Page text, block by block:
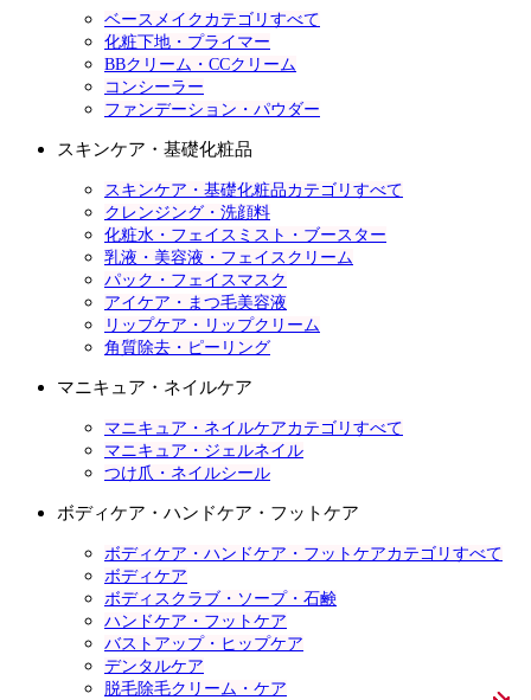
ベースメイクカテゴリすべて
化粧下地・プライマー
BBクリーム・CCクリーム
コンシーラー
ファンデーション・パウダー
スキンケア・基礎化粧品
スキンケア・基礎化粧品カテゴリすべて
クレンジング・洗顔料
化粧水・フェイスミスト・ブースター
乳液・美容液・フェイスクリーム
パック・フェイスマスク
アイケア・まつ毛美容液
リップケア・リップクリーム
角質除去・ピーリング
マニキュア・ネイルケア
マニキュア・ネイルケアカテゴリすべて
マニキュア・ジェルネイル
つけ爪・ネイルシール
ボディケア・ハンドケア・フットケア
ボディケア・ハンドケア・フットケアカテゴリすべて
ボディケア
ボディスクラブ・ソープ・石鹸
ハンドケア・フットケア
バストアップ・ヒップケア
デンタルケア
脱毛除毛クリーム・ケア